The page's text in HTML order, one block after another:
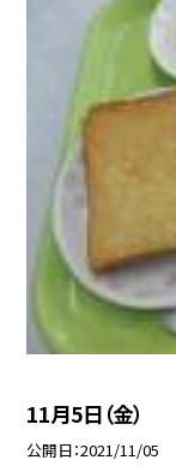
11月5日（金）
公開日 2021/11/05